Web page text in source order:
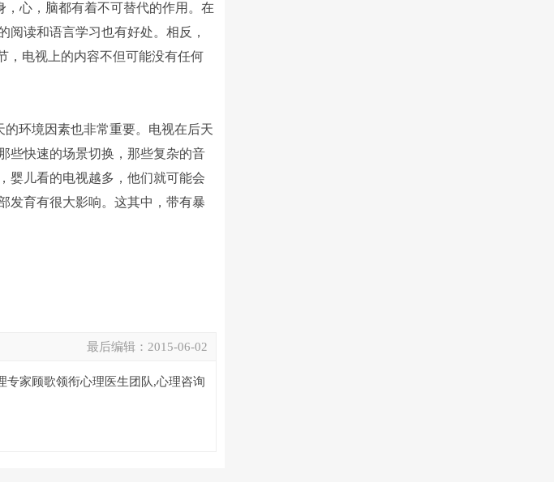
，心，脑都有着不可替代的作用。在
读和语言学习也有好处。相反，
，电视上的内容不但可能没有任何
环境因素也非常重要。电视在后天
些快速的场景切换，那些复杂的音
婴儿看的电视越多，他们就可能会
发育有很大影响。这其中，带有暴
最后编辑： 2015-06-02
专家顾歌领衔心理医生团队,心理咨询